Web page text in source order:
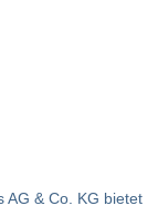
AG & Co. KG bietet